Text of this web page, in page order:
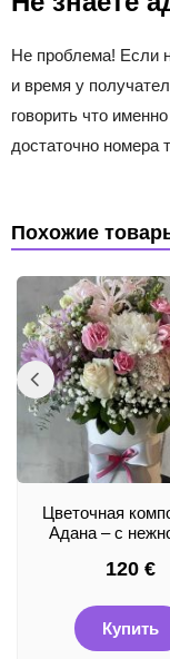
Не проблема! Если
и время у
говорить что
достаточно номера
Похожие
Цветочная
Адана – с
120 €
Купить